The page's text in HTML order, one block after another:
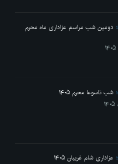
دومین شب مراسم عزاداری ماه محرم
شب تاسوعا محرم ۱۴۰۵
عزاداری شام غریبان ۱۴۰۵